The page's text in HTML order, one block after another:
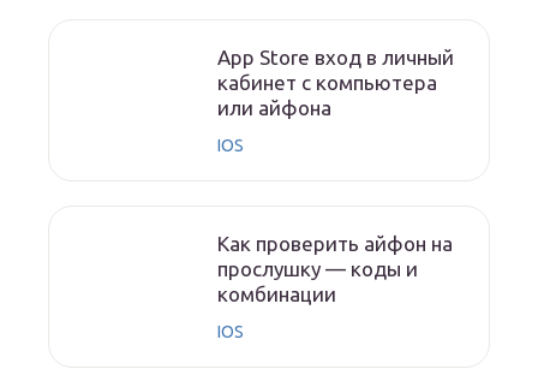
App Store вход в личный
кабинет с компьютера
или айфона
IOS
Как проверить айфон на
прослушку — коды и
комбинации
IOS